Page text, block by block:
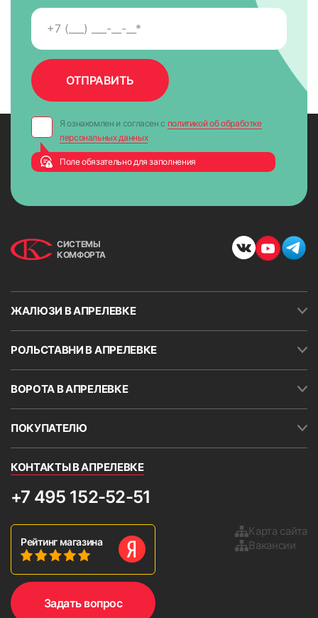
Я ознакомлен и согласен с политикой об обработке
персональных данных
Поле обязательно для заполнения
СИСТЕМЫ
КОМФОРТА
ЖАЛЮЗИ В АПРЕЛЕВКЕ
РОЛЬСТАВНИ В АПРЕЛЕВКЕ
ВОРОТА В АПРЕЛЕВКЕ
ПОКУПАТЕЛЮ
КОНТАКТЫ В АПРЕЛЕВКЕ
+7 495 152-52-51
Рейтинг магазина
Карта сайта
Вакансии
Задать вопрос